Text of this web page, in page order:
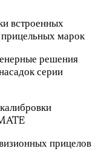
встроенных
марок
решения
серии
прицелов